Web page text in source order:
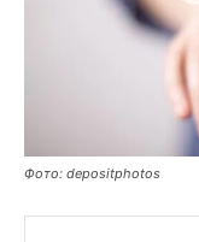
Курс валют
Фото: depositphotos